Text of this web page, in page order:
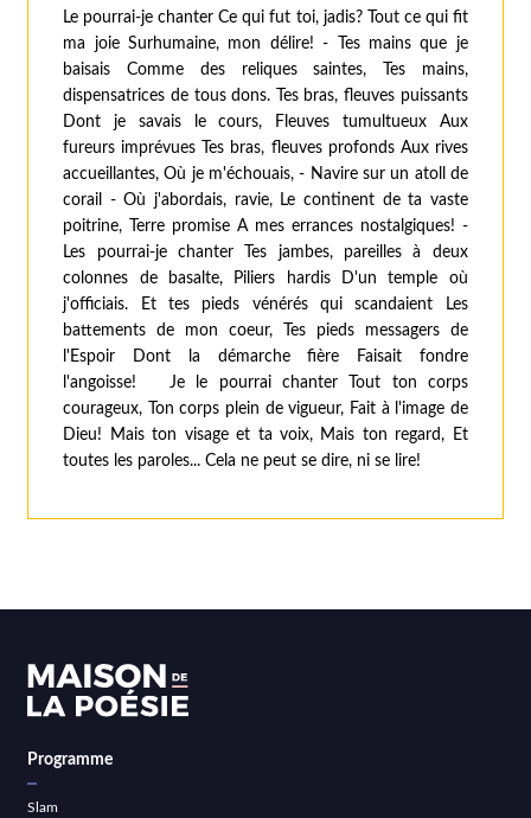
Le pourrai-je chanter Ce qui fut toi, jadis? Tout ce qui fit
ma joie Surhumaine, mon délire! - Tes mains que je
baisais Comme des reliques saintes, Tes mains,
dispensatrices de tous dons. Tes bras, fleuves puissants
Dont je savais le cours, Fleuves tumultueux Aux
fureurs imprévues Tes bras, fleuves profonds Aux rives
accueillantes, Où je m'échouais, - Navire sur un atoll de
corail - Où j'abordais, ravie, Le continent de ta vaste
poitrine, Terre promise A mes errances nostalgiques! -
Les pourrai-je chanter Tes jambes, pareilles à deux
colonnes de basalte, Piliers hardis D'un temple où
j'officiais. Et tes pieds vénérés qui scandaient Les
battements de mon coeur, Tes pieds messagers de
l'Espoir Dont la démarche fière Faisait fondre
l'angoisse! Je le pourrai chanter Tout ton corps
courageux, Ton corps plein de vigueur, Fait à l'image de
Dieu! Mais ton visage et ta voix, Mais ton regard, Et
toutes les paroles... Cela ne peut se dire, ni se lire!
Programme
Slam